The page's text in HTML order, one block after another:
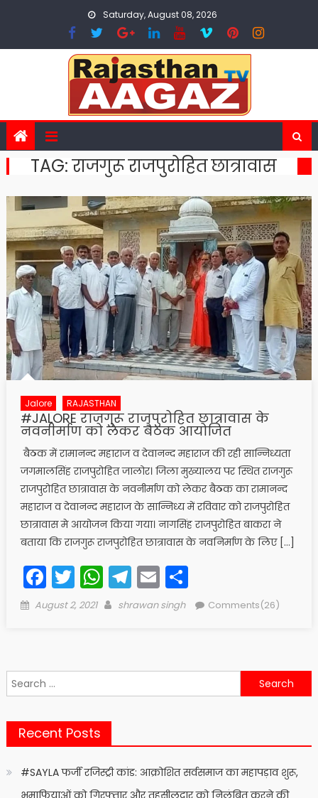
Saturday, August 08, 2026
TAG:राजगुरू राजपुरोहित छात्रावास
Jalore RAJASTHAN
#JALORE राजगुरू राजपुरोहित छात्रावास के
नवनीर्माण को लेकर बैठक आयोजित
बैठक में रामानन्द महाराज व देवानन्द महाराज की रही सान्निध्यता
जगमालसिंह राजपुरोहित जालोर। जिला मुख्यालय पर स्थित राजगुरू
राजपुरोहित छात्रावास के नवनीर्माण को लेकर बैठक का रामानन्द
महाराज व देवानन्द महाराज के सान्निध्य में रविवार को राजपुरोहित
छात्रावास मे आयोजन किया गया। नागसिंह राजपुरोहित बाकरा ने
बताया कि राजगुरू राजपुरोहित छात्रावास के ​नवनिर्माण के लिए […]
Facebook
Twitter
WhatsApp
Telegram
EmailShare
Posted
August 2, 2021 Author
shrawan singh Comments(26)
Search
for:
Recent Posts
#SAYLA फर्जी रजिस्ट्री कांड: आक्रोशित सर्वसमाज का महापड़ाव शुरू,